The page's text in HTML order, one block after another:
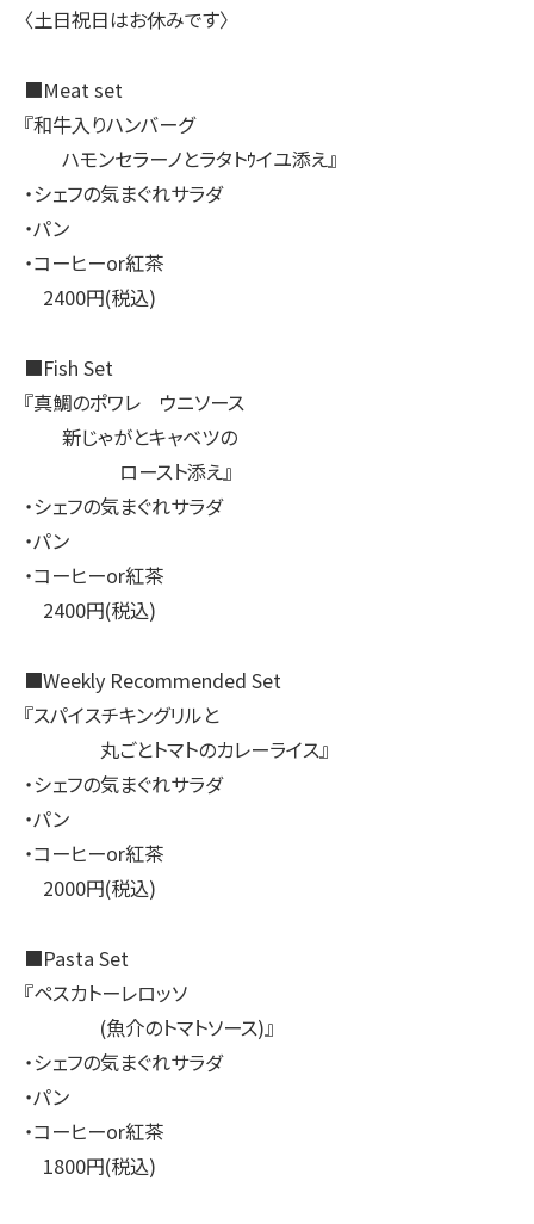
〈土日祝日はお休みです〉
■Meat set
『和牛入りハンバーグ
ハモンセラーノとラタトｳイユ添え』
・シェフの気まぐれサラダ
・パン
・コーヒーor紅茶
2400円(税込)
■Fish Set
『真鯛のポワレ ウニソース
新じゃがとキャベツの
ロースト添え』
・シェフの気まぐれサラダ
・パン
・コーヒーor紅茶
2400円(税込)
■Weekly Recommended Set
『スパイスチキングリルと
丸ごとトマトのカレーライス』
・シェフの気まぐれサラダ
・パン
・コーヒーor紅茶
2000円(税込)
■Pasta Set
『ペスカトーレロッソ
(魚介のトマトソース)』
・シェフの気まぐれサラダ
・パン
・コーヒーor紅茶
1800円(税込)